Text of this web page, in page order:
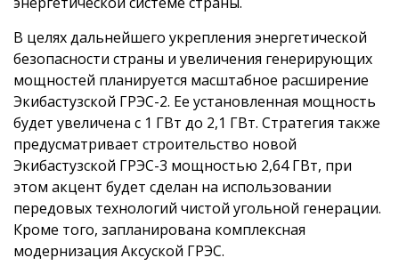
В целях дальнейшего укрепления энергетической
безопасности страны и увеличения генерирующих
мощностей планируется масштабное расширение
Экибастузской ГРЭС-2. Ее установленная мощность
будет увеличена с 1 ГВт до 2,1 ГВт. Стратегия также
предусматривает строительство новой
Экибастузской ГРЭС-3 мощностью 2,64 ГВт, при
этом акцент будет сделан на использовании
передовых технологий чистой угольной генерации.
Кроме того, запланирована комплексная
модернизация Аксуской ГРЭС.